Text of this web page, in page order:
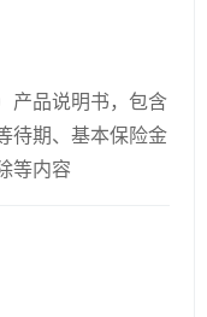
产品说明书，包含
待期、基本保险金
等内容